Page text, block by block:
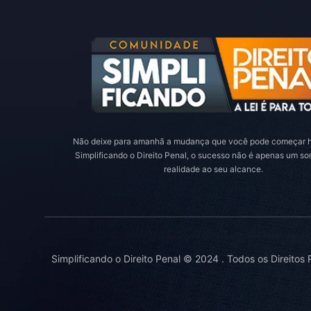
Não deixe para amanhã a mudança que você pode começar
Simplificando o Direito Penal, o sucesso não é apenas um
realidade ao seu alcance.
Simplificando o Direito Penal © 2024 . Todos os Direitos